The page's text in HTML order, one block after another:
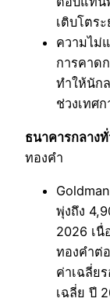
เติบโตร
ความไม่
การคาด
ทำให้นัก
ช่วงเทศ
ธนาคารกลาง
ทองคำ
พุ่งถึง
2026 เนื่
ทองคำต่
ค่าเฉลี่ย
เฉลี่ย ปี